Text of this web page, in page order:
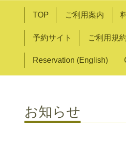
TOP ご利用案内
予約サイト ご利用規約
Reservation (English)
お知らせ